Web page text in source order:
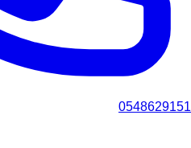
0548629151